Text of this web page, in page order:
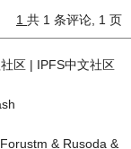
1 共 1 条评论, 1 页
区| IPFS中文社区
Forustm & Rusoda &